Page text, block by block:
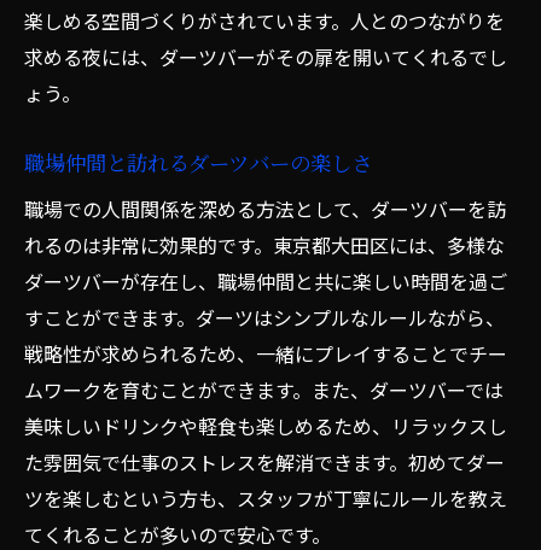
楽しめる空間づくりがされています。人とのつながりを
求める夜には、ダーツバーがその扉を開いてくれるでし
ょう。
職場仲間と訪れるダーツバーの楽しさ
職場での人間関係を深める方法として、ダーツバーを訪
れるのは非常に効果的です。東京都大田区には、多様な
ダーツバーが存在し、職場仲間と共に楽しい時間を過ご
すことができます。ダーツはシンプルなルールながら、
戦略性が求められるため、一緒にプレイすることでチー
ムワークを育むことができます。また、ダーツバーでは
美味しいドリンクや軽食も楽しめるため、リラックスし
た雰囲気で仕事のストレスを解消できます。初めてダー
ツを楽しむという方も、スタッフが丁寧にルールを教え
てくれることが多いので安心です。